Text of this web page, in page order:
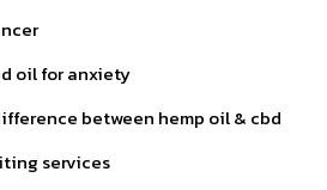
oil for anxiety
between hemp oil & cbd
services